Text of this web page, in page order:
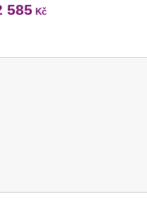
585 Kč